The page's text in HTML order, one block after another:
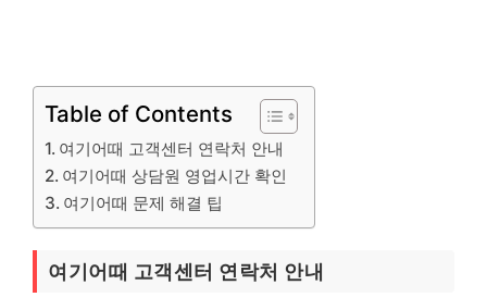
Table of Contents
여기어때 고객센터 연락처 안내
여기어때 상담원 영업시간 확인
여기어때 문제 해결 팁
여기어때 고객센터 연락처 안내